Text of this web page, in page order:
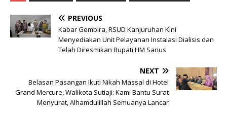
PREVIOUS
Kabar Gembira, RSUD Kanjuruhan Kini
Menyediakan Unit Pelayanan Instalasi Dialisis dan
Telah Diresmikan Bupati HM Sanus
NEXT
Belasan Pasangan Ikuti Nikah Massal di Hotel
Grand Mercure, Walikota Sutiaji: Kami Bantu Surat
Menyurat, Alhamdulillah Semuanya Lancar